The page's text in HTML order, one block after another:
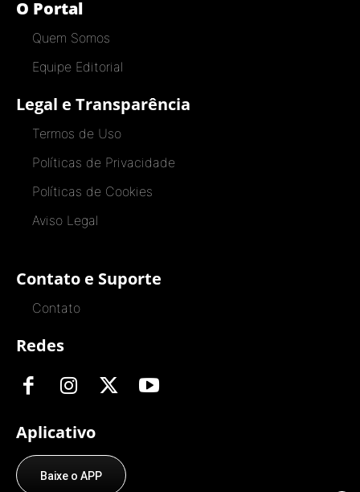
O Portal
Quem Somos
Equipe Editorial
Legal e Transparência
Termos de Uso
Políticas de Privacidade
Políticas de Cookies
Aviso Legal
Contato e Suporte
Contato
Redes
Aplicativo
Baixe o APP